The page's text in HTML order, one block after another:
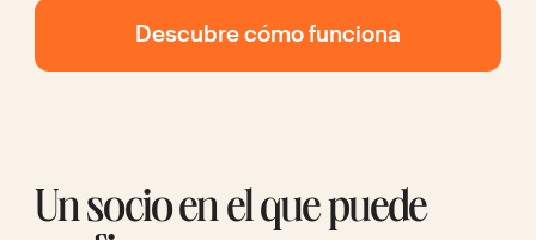
Descubre cómo funciona
Un socio en el que puede